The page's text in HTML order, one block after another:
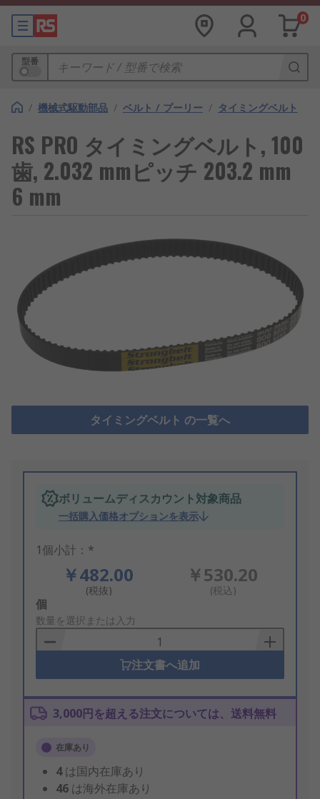
0
型番
/ 機械式駆動部品 / ベルト / プーリー / タイミングベルト
RS PRO タイミングベルト, 100
歯, 2.032 mmピッチ 203.2 mm
6 mm
タイミングベルト の一覧へ
ボリュームディスカウント対象商品
一括購入価格オプションを表示
1個小計：*
￥482.00
(税抜)
￥530.20
(税込)
Add
to
Basket
個
数量を選択または入力
注文書へ追加
3,000円を超える注文については、送料無料
在庫あり
4は国内在庫あり
46 は海外在庫あり